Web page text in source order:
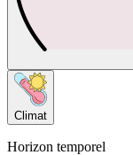
Climat
Horizon temporel